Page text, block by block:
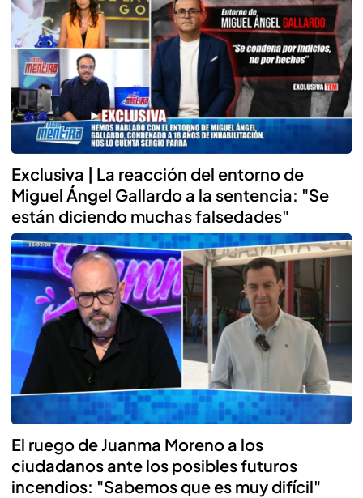
Exclusiva | La reacción del entorno de
Miguel Ángel Gallardo a la sentencia: "Se
están diciendo muchas falsedades"
El ruego de Juanma Moreno a los
ciudadanos ante los posibles futuros
incendios: "Sabemos que es muy difícil"